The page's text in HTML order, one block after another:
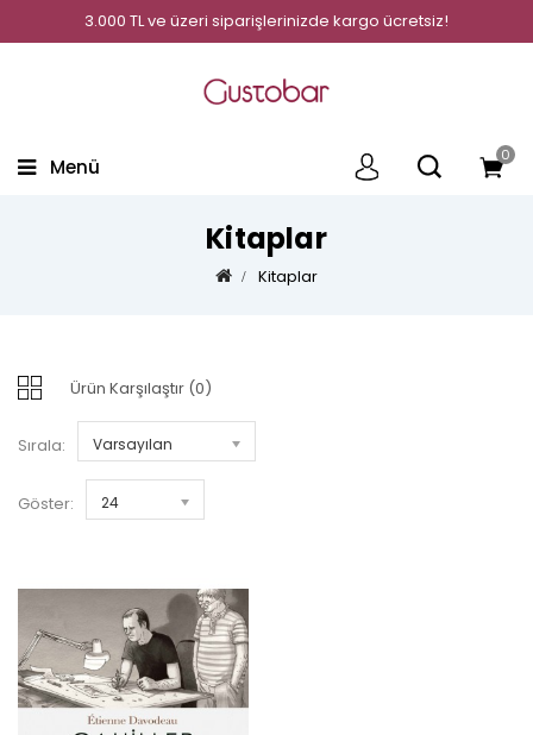
3.000 TL ve üzeri siparişlerinizde kargo ücretsiz!
0
Menü
Kitaplar
Kitaplar
Ürün Karşılaştır (0)
Sırala: Varsayılan
Göster: 24